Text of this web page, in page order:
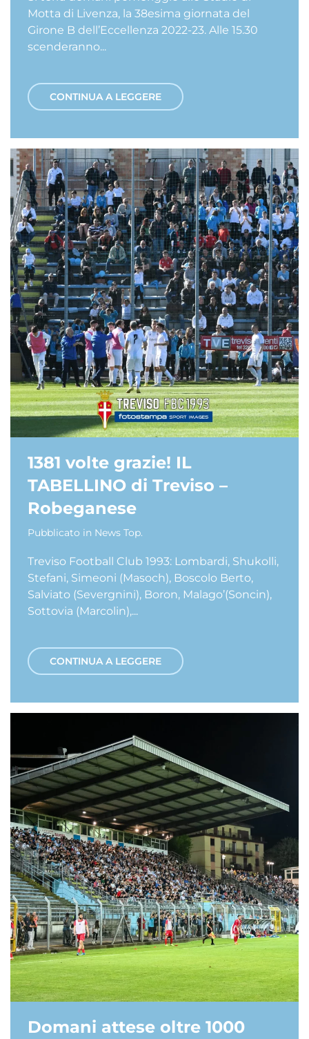
Motta di Livenza, la 38esima giornata del
Girone B dell’Eccellenza 2022-23. Alle 15.30
scenderanno...
CONTINUA A LEGGERE
1381 volte grazie! IL
TABELLINO di Treviso –
Robeganese
Pubblicato in News Top.
Treviso Football Club 1993: Lombardi, Shukolli,
Stefani, Simeoni (Masoch), Boscolo Berto,
Salviato (Severgnini), Boron, Malago’(Soncin),
Sottovia (Marcolin),...
CONTINUA A LEGGERE
Domani attese oltre 1000